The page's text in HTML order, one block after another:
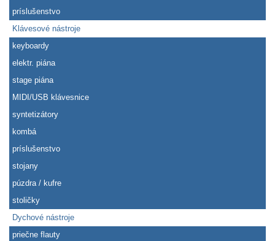
príslušenstvo
Klávesové nástroje
keyboardy
elektr. piána
stage piána
MIDI/USB klávesnice
syntetizátory
kombá
príslušenstvo
stojany
púzdra / kufre
stoličky
Dychové nástroje
priečne flauty